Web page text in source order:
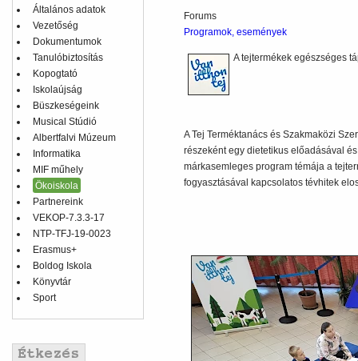
Általános adatok
Vezetőség
Dokumentumok
Tanulóbiztosítás
Kopogtató
Iskolaújság
Büszkeségeink
Musical Stúdió
Albertfalvi Múzeum
Informatika
MIF műhely
Ökoiskola
Partnereink
VEKOP-7.3.3-17
NTP-TFJ-19-0023
Erasmus+
Boldog Iskola
Könyvtár
Sport
Forums
Programok, események
A tejtermékek egészséges
A Tej Terméktanács és Szakmaközi
részeként egy dietetikus előadásával
márkasemleges program témája a
fogyasztásával kapcsolatos tévhitek